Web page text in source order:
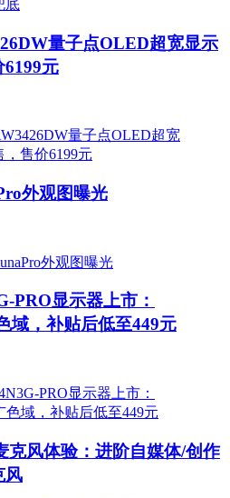
量子点OLED超宽显示
元
外观图曝光
PRO显示器上市：
域，补贴后低至449元
风体验：进阶自媒体/创作
风